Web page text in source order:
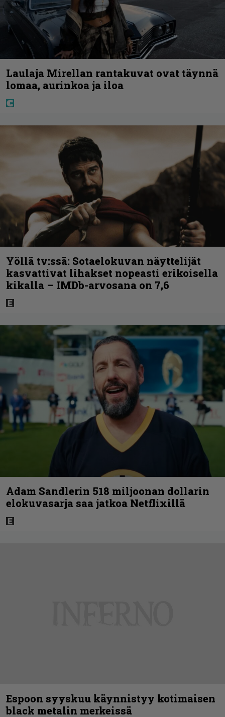
Laulaja Mirellan rantakuvat ovat täynnä
lomaa, aurinkoa ja iloa
Yöllä tv:ssä: Sotaelokuvan näyttelijät
kasvattivat lihakset nopeasti erikoisella
kikalla – IMDb-arvosana on 7,6
Adam Sandlerin 518 miljoonan dollarin
elokuvasarja saa jatkoa Netflixillä
Espoon syyskuu käynnistyy kotimaisen
black metalin merkeissä